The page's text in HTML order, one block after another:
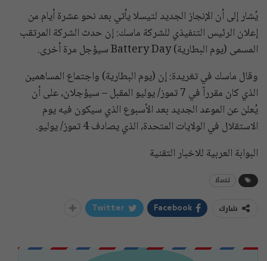
يُشار إلى أن الإنجاز الجديد لتيسلا يأتي بعد نحو عشرة أيام من
إعلان الرئيس التنفيذي للشركة ماسك: إن حدث الشركة المرتقب
المسمى (يوم البطارية) Battery Day سيؤجل مرة أخرى.
وقال ماسك في تغريدة: إن (يوم البطارية) واجتماع المساهمين
الذي كان مقرراً في 7 تموز/ يوليو المقبل – سيؤجلان، على أن
يُعلن عن الموعد الجديد بعد الأسبوع الذي سيكون فيه يوم
الاستقلال في الولايات المتحدة، الذي يصادف 4 تموز/ يوليو.
البوابة العربية للاخبار التقنية
تسلا
شارك Facebook
Twitter